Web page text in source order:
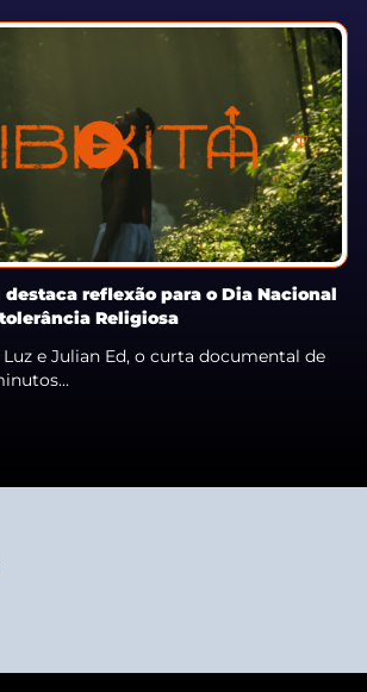
reflexão para o Dia Nacional
Religiosa
e Julian Ed, o curta documental de